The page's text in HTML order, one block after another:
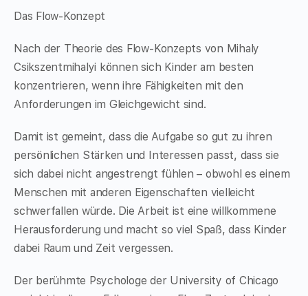
Das Flow-Konzept
Nach der Theorie des Flow-Konzepts von Mihaly
Csikszentmihalyi können sich Kinder am besten
konzentrieren, wenn ihre Fähigkeiten mit den
Anforderungen im Gleichgewicht sind.
Damit ist gemeint, dass die Aufgabe so gut zu ihren
persönlichen Stärken und Interessen passt, dass sie
sich dabei nicht angestrengt fühlen – obwohl es einem
Menschen mit anderen Eigenschaften vielleicht
schwerfallen würde. Die Arbeit ist eine willkommene
Herausforderung und macht so viel Spaß, dass Kinder
dabei Raum und Zeit vergessen.
Der berühmte Psychologe der University of Chicago